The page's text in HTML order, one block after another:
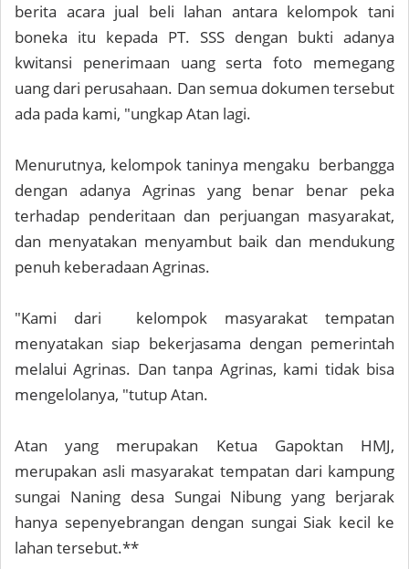
berita acara jual beli lahan antara kelompok tani
boneka itu kepada PT. SSS dengan bukti adanya
kwitansi penerimaan uang serta foto memegang
uang dari perusahaan. Dan semua dokumen tersebut
ada pada kami, "ungkap Atan lagi.
Menurutnya, kelompok taninya mengaku berbangga
dengan adanya Agrinas yang benar benar peka
terhadap penderitaan dan perjuangan masyarakat,
dan menyatakan menyambut baik dan mendukung
penuh keberadaan Agrinas.
"Kami dari kelompok masyarakat tempatan
menyatakan siap bekerjasama dengan pemerintah
melalui Agrinas. Dan tanpa Agrinas, kami tidak bisa
mengelolanya, "tutup Atan.
Atan yang merupakan Ketua Gapoktan HMJ,
merupakan asli masyarakat tempatan dari kampung
sungai Naning desa Sungai Nibung yang berjarak
hanya sepenyebrangan dengan sungai Siak kecil ke
lahan tersebut.**